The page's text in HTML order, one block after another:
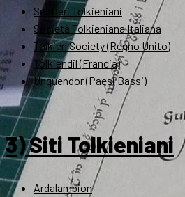
Sentieri Tolkieniani
Società Tolkieniana Italiana
Tolkien Society (Regno Unito)
Tolkiendil (Francia)
Unquendor (Paesi Bassi)
3) Siti Tolkieniani
Ardalambion